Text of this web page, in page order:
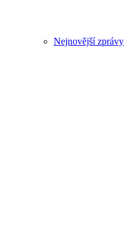
Nejnovější zprávy